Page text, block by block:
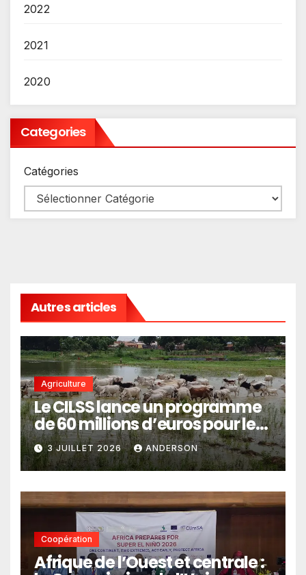
2022
2021
2020
Categories
Catégories
Autres articles
Agriculture
Le CILSS lance un programme
de 60 millions d’euros pour le
pastoralisme
3 JUILLET 2026 ANDERSON
Coopération
Afrique de l’Ouest et centrale :